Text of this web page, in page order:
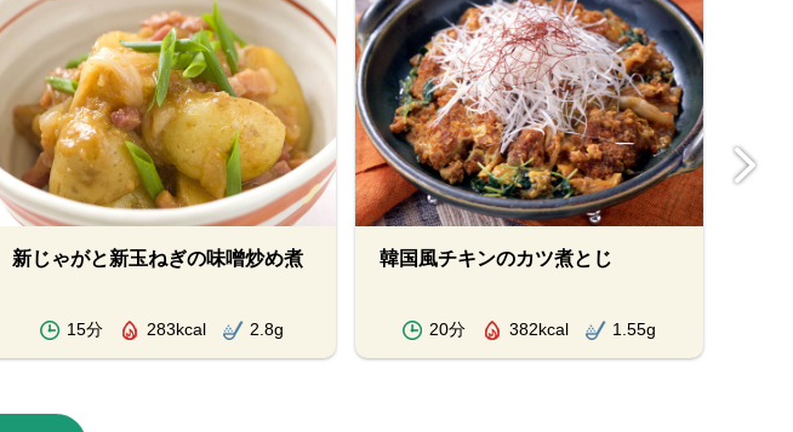
新じゃがと新玉ねぎの味噌炒め煮
15分 283kcal 2.8g
韓国風チキンのカツ煮とじ
20分 382kcal 1.55g